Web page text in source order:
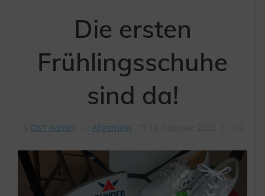
Die ersten
Frühlingsschuhe
sind da!
OST Admin Allgemein